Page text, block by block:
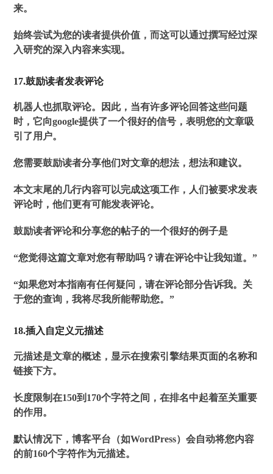
来。
始终尝试为您的读者提供价值，而这可以通过撰写经过深
入研究的深入内容来实现。
17.鼓励读者发表评论
机器人也抓取评论。因此，当有许多评论回答这些问题
时，它向google提供了一个很好的信号，表明您的文章吸
引了用户。
您需要鼓励读者分享他们对文章的想法，想法和建议。
本文末尾的几行内容可以完成这项工作，人们被要求发表
评论时，他们更有可能发表评论。
鼓励读者评论和分享您的帖子的一个很好的例子是
“您觉得这篇文章对您有帮助吗？请在评论中让我知道。”
“如果您对本指南有任何疑问，请在评论部分告诉我。关
于您的查询，我将尽我所能帮助您。”
18.插入自定义元描述
元描述是文章的概述，显示在搜索引擎结果页面的名称和
链接下方。
长度限制在150到170个字符之间，在排名中起着至关重要
的作用。
默认情况下，博客平台（如WordPress）会自动将您内容
的前160个字符作为元描述。